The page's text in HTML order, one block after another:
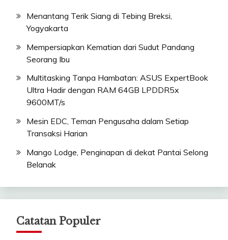
Menantang Terik Siang di Tebing Breksi,
Yogyakarta
Mempersiapkan Kematian dari Sudut Pandang
Seorang Ibu
Multitasking Tanpa Hambatan: ASUS ExpertBook
Ultra Hadir dengan RAM 64GB LPDDR5x
9600MT/s
Mesin EDC, Teman Pengusaha dalam Setiap
Transaksi Harian
Mango Lodge, Penginapan di dekat Pantai Selong
Belanak
Catatan Populer